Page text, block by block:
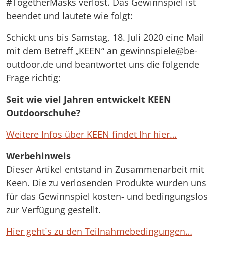
beendet und lautete wie folgt:
Schickt uns bis Samstag, 18. Juli 2020 eine Mail
mit dem Betreff „KEEN“ an gewinnspiele@be-
outdoor.de und beantwortet uns die folgende
Frage richtig:
Seit wie viel Jahren entwickelt KEEN
Outdoorschuhe?
Weitere Infos über KEEN findet Ihr hier…
Werbehinweis
Dieser Artikel entstand in Zusammenarbeit mit
Keen. Die zu verlosenden Produkte wurden uns
für das Gewinnspiel kosten- und bedingungslos
zur Verfügung gestellt.
Hier geht´s zu den Teilnahmebedingungen…